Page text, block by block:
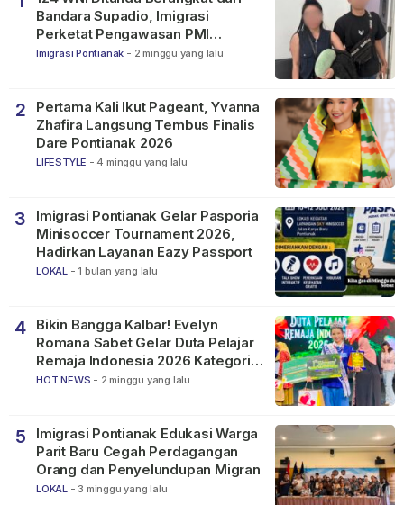
Bandara Supadio, Imigrasi
Perketat Pengawasan PMI
Nonprosedural
Imigrasi Pontianak - 2 minggu yang lalu
2
Pertama Kali Ikut Pageant, Yvanna
Zhafira Langsung Tembus Finalis
Dare Pontianak 2026
LIFESTYLE - 4 minggu yang lalu
3
Imigrasi Pontianak Gelar Pasporia
Minisoccer Tournament 2026,
Hadirkan Layanan Eazy Passport
LOKAL - 1 bulan yang lalu
4
Bikin Bangga Kalbar! Evelyn
Romana Sabet Gelar Duta Pelajar
Remaja Indonesia 2026 Kategori
SMP
HOT NEWS - 2 minggu yang lalu
5
Imigrasi Pontianak Edukasi Warga
Parit Baru Cegah Perdagangan
Orang dan Penyelundupan Migran
LOKAL - 3 minggu yang lalu